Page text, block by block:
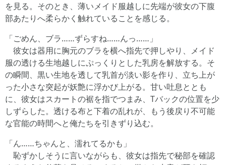
を見る。そのとき、薄いメイド服越しに先端が彼女の下腹
部あたりへ柔らかく触れていることを感じる。
「ごめん、ブラ……ずらすね……んっ……」
彼女は器用に胸元のブラを横へ指先で押しやり、メイド
服の透ける生地越しにぷっくりとした乳房を解放する。そ
の瞬間、黒い生地を透して乳首が淡い影を作り、立ち上が
った小さな突起が妖艶に浮かび上がる。甘い吐息ととも
に、彼女はスカートの裾を指でつまみ、Tバックの位置を少
しずらした。透ける布と下着の乱れが、もう後戻り不可能
な官能の時間へと俺たちを引きずり込む。
「ん……ちゃんと、濡れてるかも」
恥ずかしそうに言いながらも、彼女は指先で秘部を確認